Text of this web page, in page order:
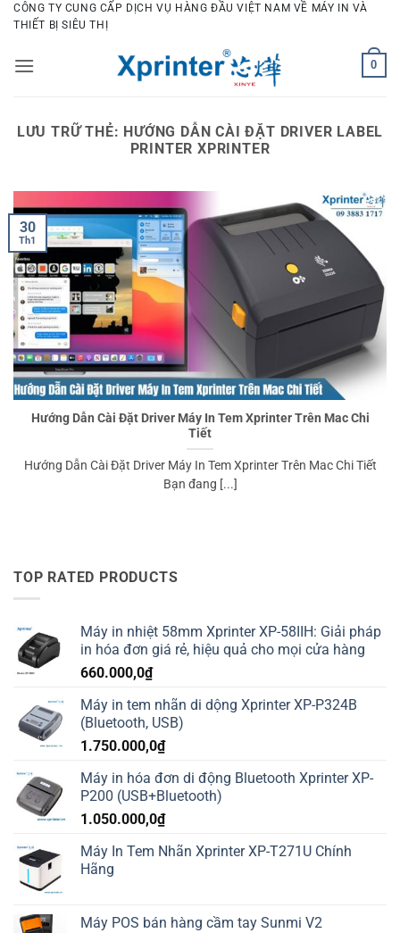
Bỏ
qua
dung
CÔNG TY CUNG CẤP DỊCH VỤ HÀNG ĐẦU VIỆT NAM VỀ MÁY IN VÀ
THIẾT BỊ SIÊU THỊ
0
LƯU TRỮ THẺ: HƯỚNG DẪN CÀI ĐẶT DRIVER LABEL
PRINTER XPRINTER
Hướng Dẫn Cài Đặt Driver Máy In Tem Xprinter Trên Mac Chi
Tiết
️Hướng Dẫn Cài Đặt Driver Máy In Tem Xprinter Trên Mac Chi Tiết
Bạn đang [...]
30
Th1
TOP RATED PRODUCTS
Máy in nhiệt 58mm Xprinter XP-58IIH: Giải pháp
in hóa đơn giá rẻ, hiệu quả cho mọi cửa hàng
660.000,0₫
Máy in tem nhãn di dộng Xprinter XP-P324B
(Bluetooth, USB)
1.750.000,0₫
Máy in hóa đơn di động Bluetooth Xprinter XP-
P200 (USB+Bluetooth)
1.050.000,0₫
Máy In Tem Nhãn Xprinter XP-T271U Chính
Hãng
Máy POS bán hàng cầm tay Sunmi V2